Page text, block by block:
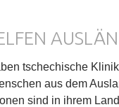
tschechische
aus dem
sind in ihrem